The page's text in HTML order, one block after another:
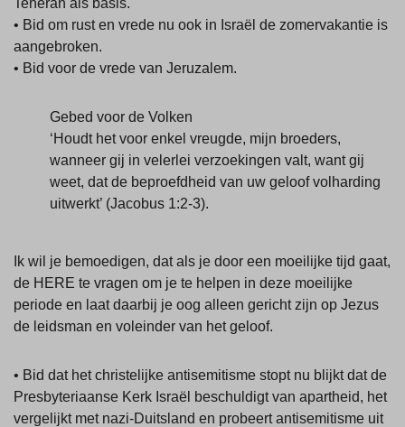
Teheran als basis.
• Bid om rust en vrede nu ook in Israël de zomervakantie is
aangebroken.
• Bid voor de vrede van Jeruzalem.
Gebed voor de Volken
‘Houdt het voor enkel vreugde, mijn broeders,
wanneer gij in velerlei verzoekingen valt, want gij
weet, dat de beproefdheid van uw geloof volharding
uitwerkt’ (Jacobus 1:2-3).
Ik wil je bemoedigen, dat als je door een moeilijke tijd gaat,
de HERE te vragen om je te helpen in deze moeilijke
periode en laat daarbij je oog alleen gericht zijn op Jezus
de leidsman en voleinder van het geloof.
• Bid dat het christelijke antisemitisme stopt nu blijkt dat de
Presbyteriaanse Kerk Israël beschuldigt van apartheid, het
vergelijkt met nazi-Duitsland en probeert antisemitisme uit